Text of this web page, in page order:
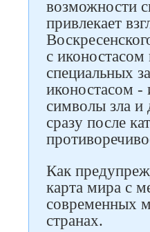
возможности
привлекает
с
специальных
иконостасом -
символы зла и
сразу после
Как
карта мира с
современных
странах.